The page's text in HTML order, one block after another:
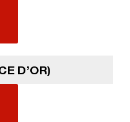
D’OR)